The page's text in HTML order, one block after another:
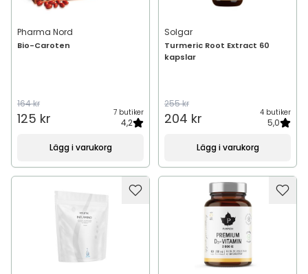
Pharma Nord
Bio-Caroten
164 kr
125 kr 7 butiker
4,2
Lägg i varukorg
Solgar
Turmeric Root Extract 60
kapslar
255 kr
204 kr 4 butiker
5,0
Lägg i varukorg